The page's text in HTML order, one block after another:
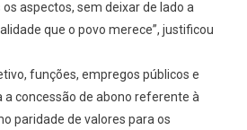
aspectos, sem deixar de lado a
que o povo merece”, justificou
funções, empregos públicos e
concessão de abono referente à
paridade de valores para os